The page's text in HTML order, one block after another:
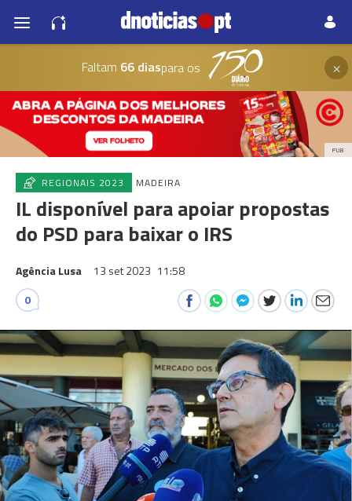
Faltam 66 diaspara os ×
PUB
REGIONAIS 2023 MADEIRA
IL disponível para apoiar propostas
do PSD para baixar o IRS
Agência Lusa 13 set 2023 11:58
0